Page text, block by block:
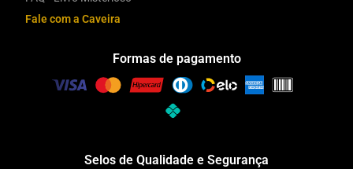
Fale com a Caveira
Formas de pagamento
Selos de Qualidade e Segurança